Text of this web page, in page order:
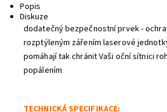
Popis
Diskuze
dodatečný bezpečnostní prvek -
rozptýleným zářením laserové
pomáhají tak chránit Vaši oční sítnici
popálením
TECHNICKÁ SPECIFIKACE: